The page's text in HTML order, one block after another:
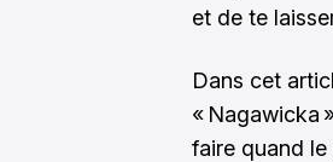
et de te
Dans cet
« Nagawicka
faire quand